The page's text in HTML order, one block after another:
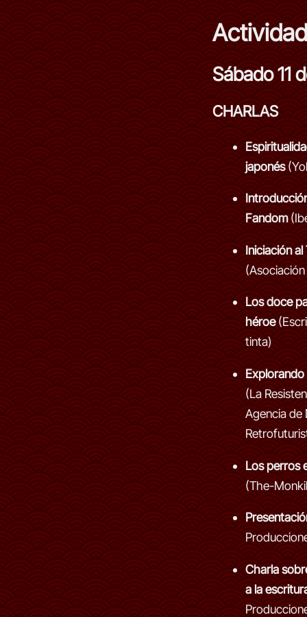
Sábado 11
CHARLAS
japonés
Fandom
Iniciación al
Los doce
héroe
tinta)
(La
Agencia de
Los perros
(The-
Charla
a la